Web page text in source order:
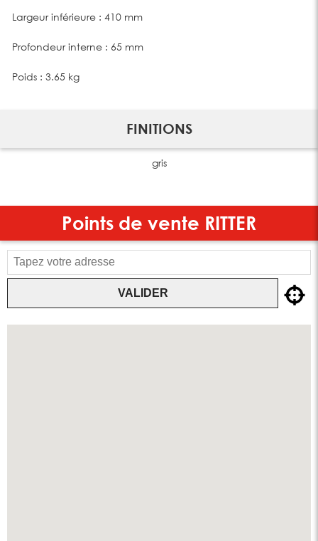
Largeur inférieure : 410 mm
Profondeur interne : 65 mm
Poids : 3.65 kg
FINITIONS
gris
Points de vente RITTER
VALIDER